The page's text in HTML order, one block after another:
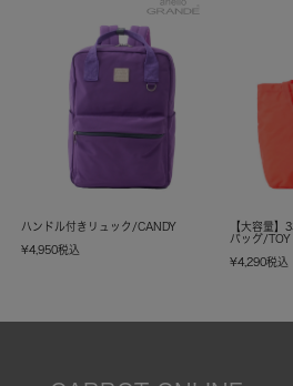
ハンドル付きリュック/CANDY
¥4,950税込
【大容量】
バッグ/TOY
¥4,290税込